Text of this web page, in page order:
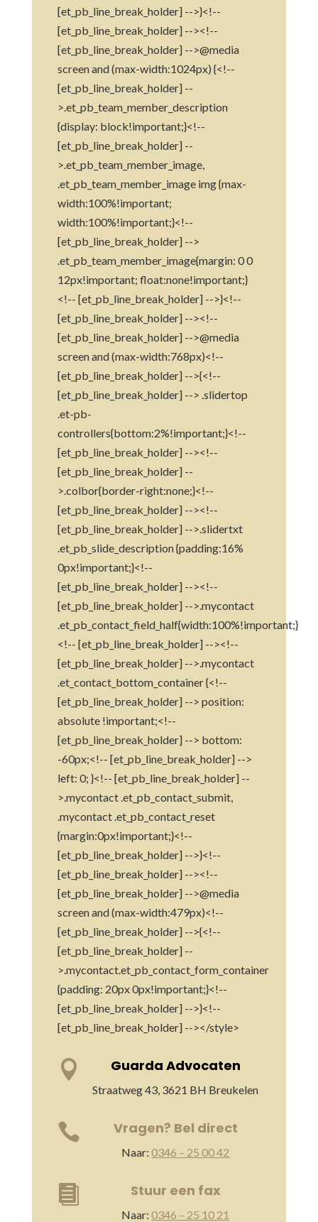
[et_pb_line_break_holder] -->}<!--
[et_pb_line_break_holder] --><!--
[et_pb_line_break_holder] -->@media
screen and (max-width:1024px) {<!--
[et_pb_line_break_holder] --
>.et_pb_team_member_description
{display: block!important;}<!--
[et_pb_line_break_holder] --
>.et_pb_team_member_image,
.et_pb_team_member_image img {max-
width:100%!important;
width:100%!important;}<!--
[et_pb_line_break_holder] -->
.et_pb_team_member_image{margin: 0 0
12px!important; float:none!important;}
<!-- [et_pb_line_break_holder] -->}<!--
[et_pb_line_break_holder] --><!--
[et_pb_line_break_holder] -->@media
screen and (max-width:768px)<!--
[et_pb_line_break_holder] -->{<!--
[et_pb_line_break_holder] --> .slidertop
.et-pb-
controllers{bottom:2%!important;}<!--
[et_pb_line_break_holder] --><!--
[et_pb_line_break_holder] --
>.colbor{border-right:none;}<!--
[et_pb_line_break_holder] --><!--
[et_pb_line_break_holder] -->.slidertxt
.et_pb_slide_description {padding:16%
0px!important;}<!--
[et_pb_line_break_holder] --><!--
[et_pb_line_break_holder] -->.mycontact
.et_pb_contact_field_half{width:100%!important;}
<!-- [et_pb_line_break_holder] --><!--
[et_pb_line_break_holder] -->.mycontact
.et_contact_bottom_container {<!--
[et_pb_line_break_holder] --> position:
absolute !important;<!--
[et_pb_line_break_holder] --> bottom:
-60px;<!-- [et_pb_line_break_holder] -->
left: 0; }<!-- [et_pb_line_break_holder] --
>.mycontact .et_pb_contact_submit,
.mycontact .et_pb_contact_reset
{margin:0px!important;}<!--
[et_pb_line_break_holder] -->}<!--
[et_pb_line_break_holder] --><!--
[et_pb_line_break_holder] -->@media
screen and (max-width:479px)<!--
[et_pb_line_break_holder] -->{<!--
[et_pb_line_break_holder] --
>.mycontact.et_pb_contact_form_container
{padding: 20px 0px!important;}<!--
[et_pb_line_break_holder] -->}<!--
[et_pb_line_break_holder] --></style>
 Guarda Advocaten
Straatweg 43, 3621 BH Breukelen
 Vragen? Bel direct
Naar:0346 – 25 00 42
 Stuur een fax
Naar:0346 – 25 10 21